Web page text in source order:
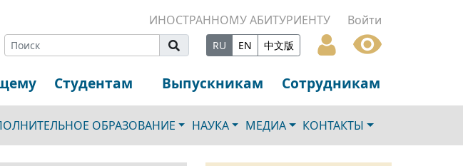
ИНОСТРАННОМУ АБИТУРИЕНТУ Войти
RU EN 中文版
Студентам Выпускникам Сотрудникам
ОБРАЗОВАНИЕ НАУКА МЕДИА КОНТАКТЫ